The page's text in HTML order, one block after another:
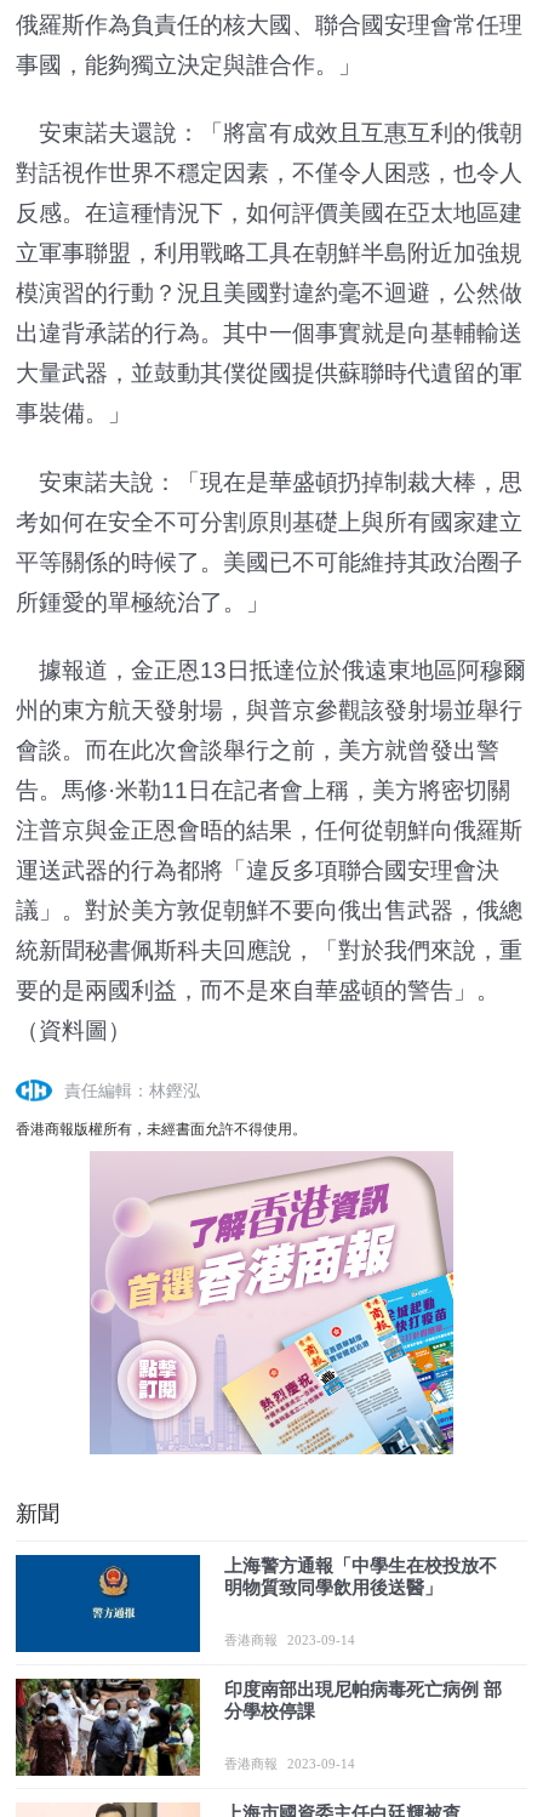
俄羅斯作為負責任的核大國、聯合國安理會常任理
事國，能夠獨立決定與誰合作。」
安東諾夫還說：「將富有成效且互惠互利的俄朝
對話視作世界不穩定因素，不僅令人困惑，也令人
反感。在這種情況下，如何評價美國在亞太地區建
立軍事聯盟，利用戰略工具在朝鮮半島附近加強規
模演習的行動？況且美國對違約毫不迴避，公然做
出違背承諾的行為。其中一個事實就是向基輔輸送
大量武器，並鼓動其僕從國提供蘇聯時代遺留的軍
事裝備。」
安東諾夫說：「現在是華盛頓扔掉制裁大棒，思
考如何在安全不可分割原則基礎上與所有國家建立
平等關係的時候了。美國已不可能維持其政治圈子
所鍾愛的單極統治了。」
據報道，金正恩13日抵達位於俄遠東地區阿穆爾
州的東方航天發射場，與普京參觀該發射場並舉行
會談。而在此次會談舉行之前，美方就曾發出警
告。馬修·米勒11日在記者會上稱，美方將密切關
注普京與金正恩會晤的結果，任何從朝鮮向俄羅斯
運送武器的行為都將「違反多項聯合國安理會決
議」。對於美方敦促朝鮮不要向俄出售武器，俄總
統新聞秘書佩斯科夫回應說，「對於我們來說，重
要的是兩國利益，而不是來自華盛頓的警告」。
（資料圖）
責任編輯：林鏗泓
香港商報版權所有，未經書面允許不得使用。
新聞
上海警方通報「中學生在校投放不
明物質致同學飲用後送醫」
香港商報 2023-09-14
印度南部出現尼帕病毒死亡病例 部
分學校停課
香港商報 2023-09-14
上海市國資委主任白廷輝被查